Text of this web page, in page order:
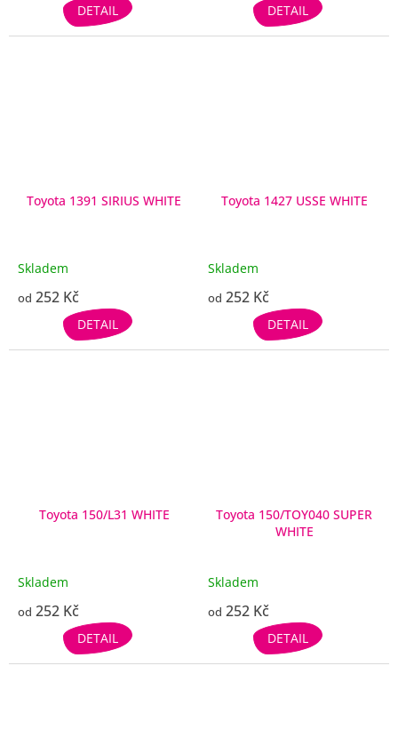
DETAIL DETAIL
Toyota 1391 SIRIUS WHITE
Skladem
od 252 Kč
DETAIL
Toyota 1427 USSE WHITE
Skladem
od 252 Kč
DETAIL
Toyota 150/L31 WHITE
Skladem
od 252 Kč
DETAIL
Toyota 150/TOY040 SUPER
WHITE
Skladem
od 252 Kč
DETAIL